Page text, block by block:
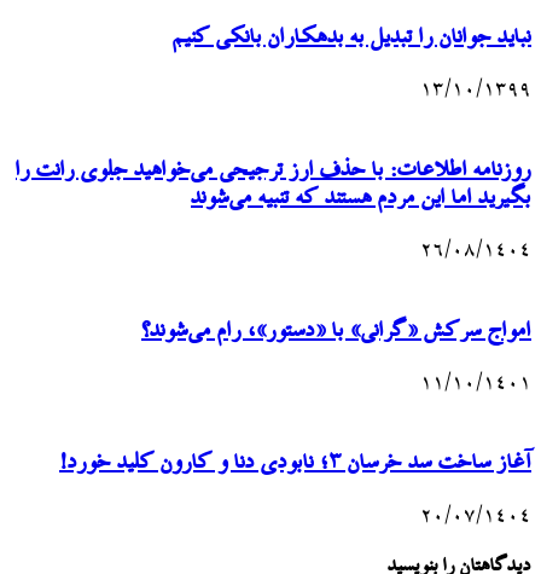
نباید جوانان را تبدیل به بدهکاران بانکی کنیم
۱۳/۱۰/۱۳۹۹
روزنامه اطلاعات: با حذف ارز ترجیحی می‌خواهید جلوی رانت را
بگیرید اما این مردم هستند که تنبیه می‌شوند
۲۶/۰۸/۱۴۰۴
امواج سرکش «گرانی» با «دستور»، رام می‌شوند؟
۱۱/۱۰/۱۴۰۱
آغاز ساخت سد خرسان ۳؛ نابودی دنا و کارون کلید خورد!
۲۰/۰۷/۱۴۰۴
دیدگاهتان را بنویسید